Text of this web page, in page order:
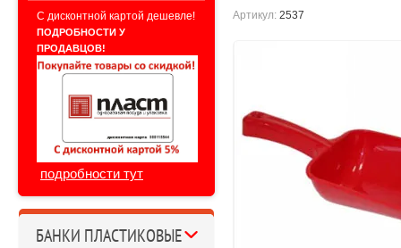
С дисконтной картой дешевле!
ПОДРОБНОСТИ У
ПРОДАВЦОВ!
подробности тут
БАНКИ ПЛАСТИКОВЫЕ
Артикул: 2537